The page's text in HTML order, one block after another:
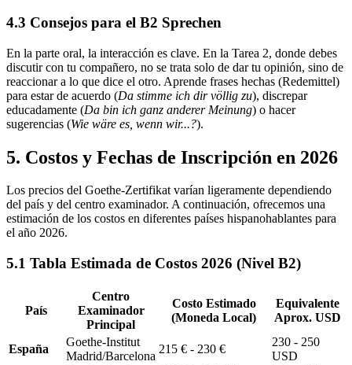
4.3 Consejos para el B2 Sprechen
En la parte oral, la interacción es clave. En la Tarea 2, donde debes
discutir con tu compañero, no se trata solo de dar tu opinión, sino de
reaccionar a lo que dice el otro. Aprende frases hechas (Redemittel)
para estar de acuerdo (Da stimme ich dir völlig zu), discrepar
educadamente (Da bin ich ganz anderer Meinung) o hacer
sugerencias (Wie wäre es, wenn wir...?).
5. Costos y Fechas de Inscripción en 2026
Los precios del Goethe-Zertifikat varían ligeramente dependiendo
del país y del centro examinador. A continuación, ofrecemos una
estimación de los costos en diferentes países hispanohablantes para
el año 2026.
5.1 Tabla Estimada de Costos 2026 (Nivel B2)
País
Centro
Examinador
Principal
Costo Estimado
(Moneda Local)
Equivalente
Aprox. USD
España
Goethe-Institut
Madrid/Barcelona
215 € - 230 €
230 - 250
USD